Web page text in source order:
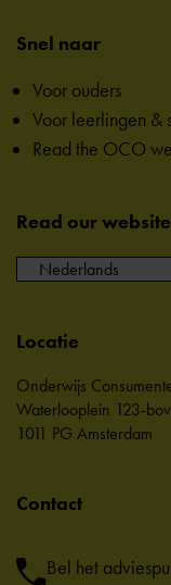
Snel naar
Voor ouders
Voor leerlingen &
Read the OCO
Read our
Locatie
Onderwijs
Waterlooplein 123-
1011 PG Amsterdam
Contact
Bel het